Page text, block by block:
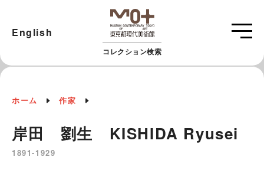
コレクション検索
English
ホーム 作家
岸田 劉生 KISHIDA Ryusei
1891-1929